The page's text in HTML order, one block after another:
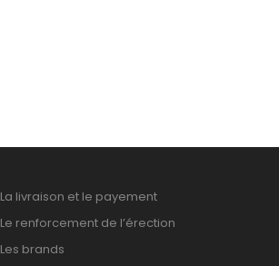
La livraison et le payement
Le renforcement de l’érection
Les brands